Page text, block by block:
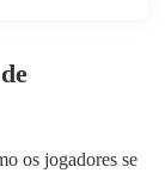
os jogadores se